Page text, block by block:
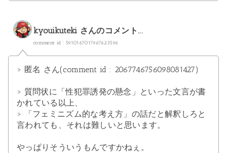
kyouikuteki さんのコメント...
comment id : 5910167017967623596
> 匿名 さん(comment id : 2067746756098081427)
> 質問状に「性犯罪誘発の懸念」といった文言が書
かれている以上、
> 「フェミニズム的な考え方」の話だと解釈しろと
言われても、それは難しいと思います。
やっぱりそういうもんですかねぇ。